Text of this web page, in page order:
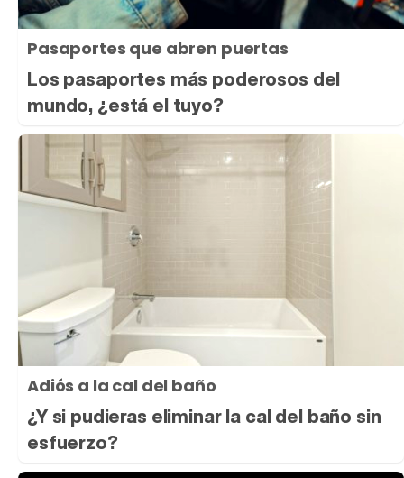
Pasaportes que abren puertas
Los pasaportes más poderosos del
mundo, ¿está el tuyo?
Adiós a la cal del baño
¿Y si pudieras eliminar la cal del baño sin
esfuerzo?